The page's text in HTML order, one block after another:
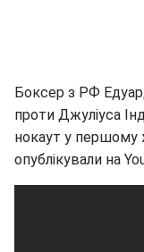
Боксер з РФ
проти Джуліуса
нокаут у першому
опублікували на